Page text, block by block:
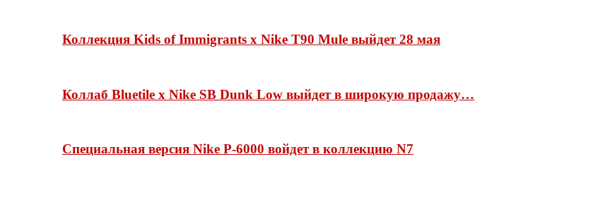
Коллекция Kids of Immigrants x Nike T90 Mule выйдет 28 мая
Коллаб Bluetile x Nike SB Dunk Low выйдет в широкую продажу…
Специальная версия Nike P-6000 войдет в коллекцию N7